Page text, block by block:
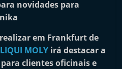
em Frankfurt de
LIQUI MOLY irá destacar a
clientes oficinais e